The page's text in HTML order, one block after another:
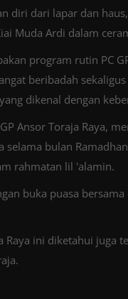
diri dari lapar dan
Muda Ardi dalam
program rutin PC
beribadah
dikenal dengan
Ansor Toraja Raya,
bulan
rahmatan lil 'alamin.
buka puasa
Raya ini diketahui juga